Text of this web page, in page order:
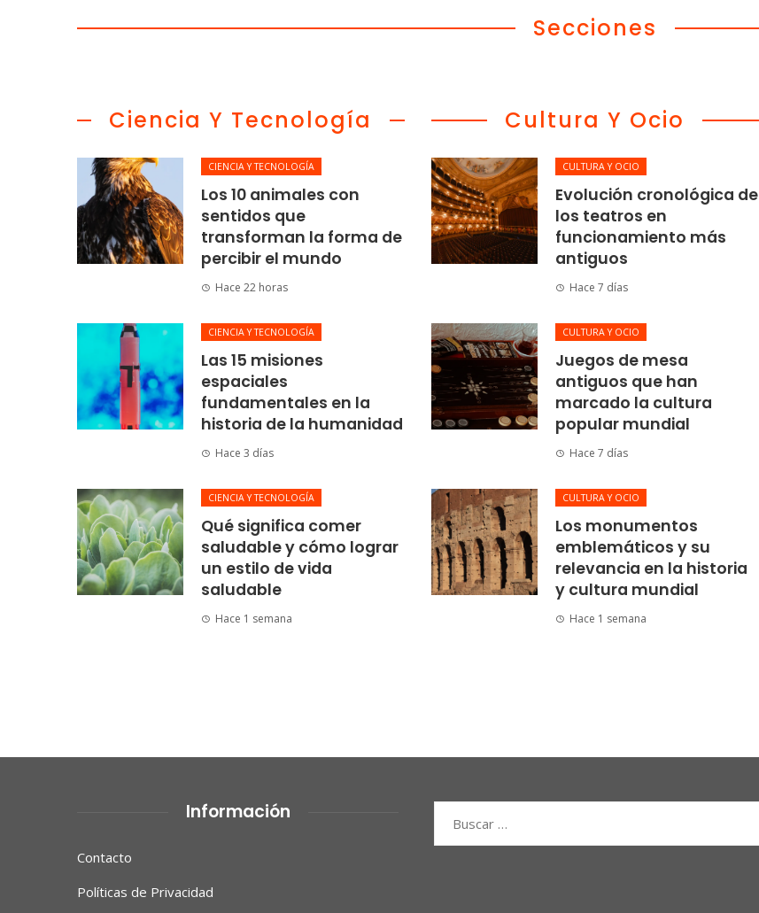
Secciones
Ciencia Y Tecnología
CIENCIA Y TECNOLOGÍA
Los 10 animales con
sentidos que
transforman la forma de
percibir el mundo
Hace 22 horas
CIENCIA Y TECNOLOGÍA
Las 15 misiones
espaciales
fundamentales en la
historia de la humanidad
Hace 3 días
CIENCIA Y TECNOLOGÍA
Qué significa comer
saludable y cómo lograr
un estilo de vida
saludable
Hace 1 semana
Cultura Y Ocio
CULTURA Y OCIO
Evolución cronológica de
los teatros en
funcionamiento más
antiguos
Hace 7 días
CULTURA Y OCIO
Juegos de mesa
antiguos que han
marcado la cultura
popular mundial
Hace 7 días
CULTURA Y OCIO
Los monumentos
emblemáticos y su
relevancia en la historia
y cultura mundial
Hace 1 semana
Información
Contacto
Políticas de Privacidad